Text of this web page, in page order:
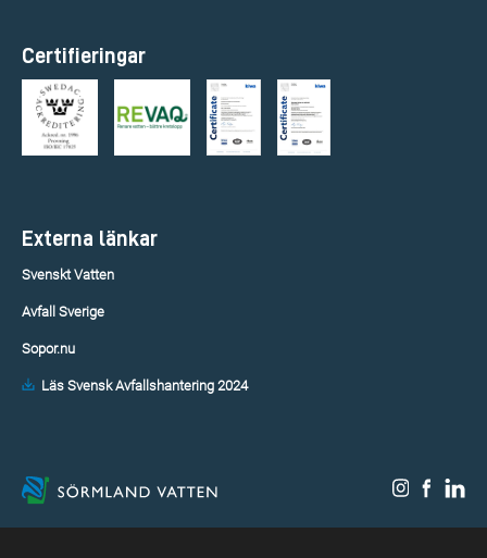
Certifieringar
Externa länkar
Svenskt Vatten
Avfall Sverige
Sopor.nu
Läs Svensk Avfallshantering 2024